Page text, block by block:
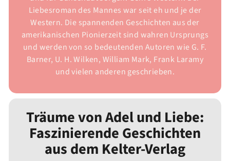
Liebesroman des Mannes war seit eh und je der
Western. Die spannenden Geschichten aus der
amerikanischen Pionierzeit sind wahren Ursprungs
und werden von so bedeutenden Autoren wie G. F.
Barner, U. H. Wilken, William Mark, Frank Laramy
und vielen anderen geschrieben.
Träume von Adel und Liebe:
Faszinierende Geschichten
aus dem Kelter-Verlag